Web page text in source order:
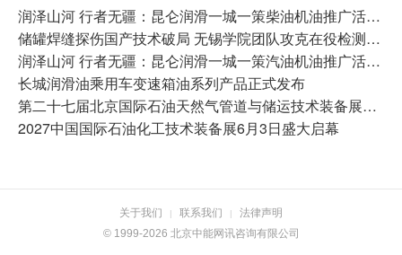
​润泽山河 行者无疆：昆仑润滑一城一策柴油机油推广活动走进常州
储罐焊缝探伤国产技术破局 无锡学院团队攻克在役检测难题
润泽山河 行者无疆：昆仑润滑一城一策汽油机油推广活动走进哈尔滨
长城润滑油乘用车变速箱油系列产品正式发布
第二十七届北京国际石油天然气管道与储运技术装备展览会招商启幕
2027中国国际石油化工技术装备展6月3日盛大启幕
关于我们 | 联系我们 |
法律声明
© 1999-2026 北京中能网讯咨询有限公司